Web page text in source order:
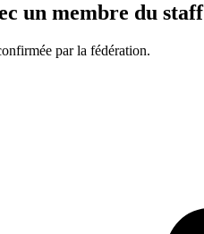
un membre du staff
par la fédération.